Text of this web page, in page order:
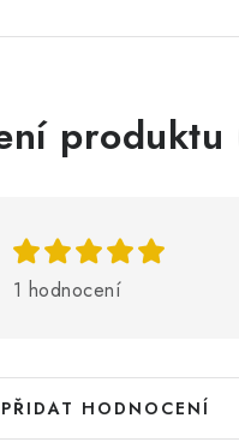
produktu
1 hodnocení
PŘIDAT HODNOCENÍ